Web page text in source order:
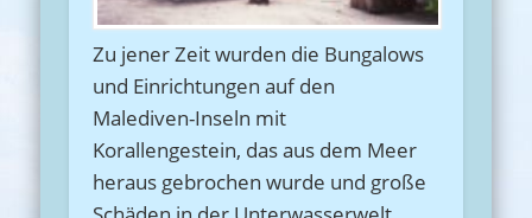
Zu jener Zeit wurden die Bungalows
und Einrichtungen auf den
Malediven-Inseln mit
Korallengestein, das aus dem Meer
heraus gebrochen wurde und große